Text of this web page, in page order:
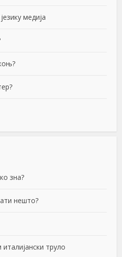
медија
зна?
нешто?
труло